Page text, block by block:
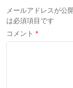
メールアドレスが公
は必須項目です
コメント*